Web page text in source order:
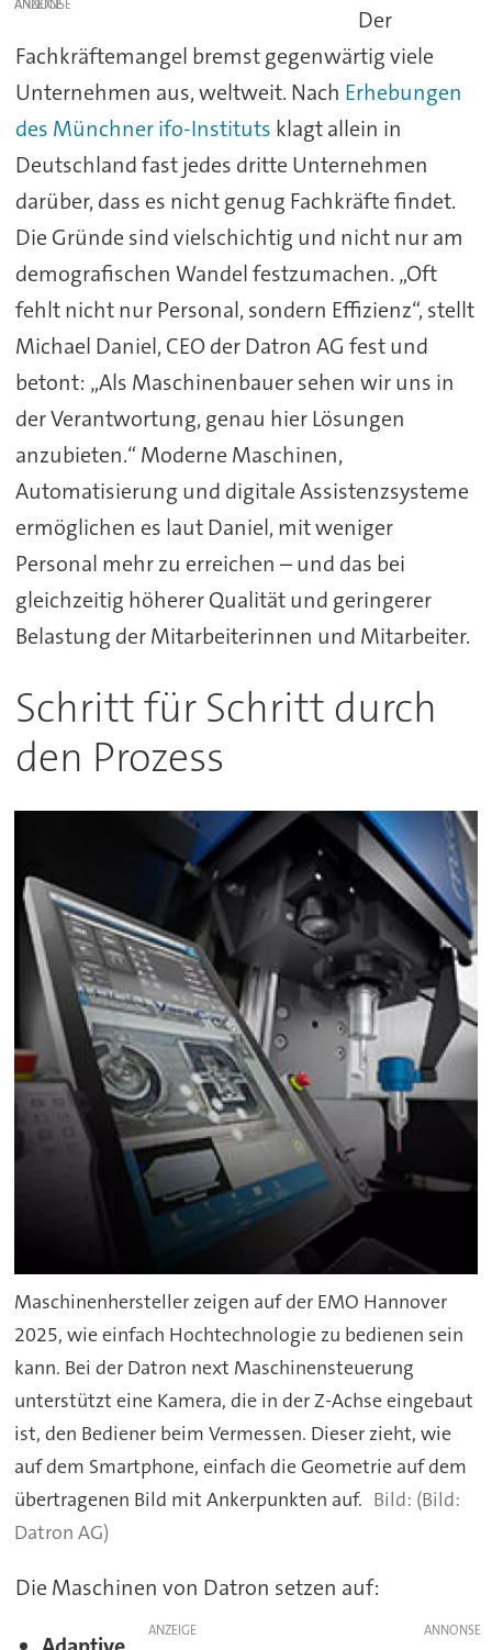
ANZEIGE
Der
Fachkräftemangel bremst gegenwärtig viele
Unternehmen aus, weltweit. Nach Erhebungen
des Münchner ifo-Instituts klagt allein in
Deutschland fast jedes dritte Unternehmen
darüber, dass es nicht genug Fachkräfte findet.
Die Gründe sind vielschichtig und nicht nur am
demografischen Wandel festzumachen. „Oft
fehlt nicht nur Personal, sondern Effizienz“, stellt
Michael Daniel, CEO der Datron AG fest und
betont: „Als Maschinenbauer sehen wir uns in
der Verantwortung, genau hier Lösungen
anzubieten.“ Moderne Maschinen,
Automatisierung und digitale Assistenzsysteme
ermöglichen es laut Daniel, mit weniger
Personal mehr zu erreichen – und das bei
gleichzeitig höherer Qualität und geringerer
Belastung der Mitarbeiterinnen und Mitarbeiter.
Schritt für Schritt durch
den Prozess
Maschinenhersteller zeigen auf der EMO Hannover
2025, wie einfach Hochtechnologie zu bedienen sein
kann. Bei der Datron next Maschinensteuerung
unterstützt eine Kamera, die in der Z-Achse eingebaut
ist, den Bediener beim Vermessen. Dieser zieht, wie
auf dem Smartphone, einfach die Geometrie auf dem
übertragenen Bild mit Ankerpunkten auf.
(Bild:
Datron AG)
Die Maschinen von Datron setzen auf:
ANZEIGE